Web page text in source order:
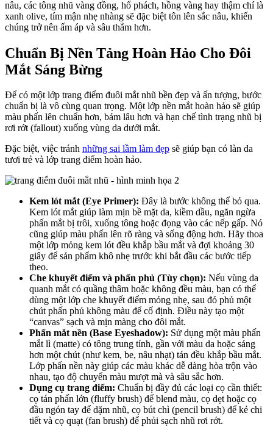
nâu, các tông nhũ vàng đồng, hổ phách, hồng vàng hay thậm chí là
xanh olive, tím mận nhẹ nhàng sẽ đặc biệt tôn lên sắc nâu, khiến
chúng trở nên ấm áp và sâu thẳm hơn.
Chuẩn Bị Nền Tảng Hoàn Hảo Cho Đôi
Mắt Sáng Bừng
Để có một lớp trang điểm đuôi mắt nhũ bền đẹp và ấn tượng, bước
chuẩn bị là vô cùng quan trọng. Một lớp nền mắt hoàn hảo sẽ giúp
màu phấn lên chuẩn hơn, bám lâu hơn và hạn chế tình trạng nhũ bị
rơi rớt (fallout) xuống vùng da dưới mắt.
Đặc biệt, việc tránh những sai lầm làm đẹp sẽ giúp bạn có làn da
tươi trẻ và lớp trang điểm hoàn hảo.
Kem lót mắt (Eye Primer): Đây là bước không thể bỏ qua.
Kem lót mắt giúp làm mịn bề mặt da, kiềm dầu, ngăn ngừa
phấn mắt bị trôi, xuống tông hoặc đọng vào các nếp gấp. Nó
cũng giúp màu phấn lên rõ ràng và sống động hơn. Hãy thoa
một lớp mỏng kem lót đều khắp bầu mắt và đợi khoảng 30
giây để sản phẩm khô nhẹ trước khi bắt đầu các bước tiếp
theo.
Che khuyết điểm và phấn phủ (Tùy chọn): Nếu vùng da
quanh mắt có quầng thâm hoặc không đều màu, bạn có thể
dùng một lớp che khuyết điểm mỏng nhẹ, sau đó phủ một
chút phấn phủ không màu để cố định. Điều này tạo một
“canvas” sạch và mịn màng cho đôi mắt.
Phấn mắt nền (Base Eyeshadow): Sử dụng một màu phấn
mắt lì (matte) có tông trung tính, gần với màu da hoặc sáng
hơn một chút (như kem, be, nâu nhạt) tán đều khắp bầu mắt.
Lớp phấn nền này giúp các màu khác dễ dàng hòa trộn vào
nhau, tạo độ chuyển màu mượt mà và sâu sắc hơn.
Dụng cụ trang điểm: Chuẩn bị đầy đủ các loại cọ cần thiết:
cọ tán phấn lớn (fluffy brush) để blend màu, cọ dẹt hoặc cọ
đầu ngón tay để dặm nhũ, cọ bút chì (pencil brush) để kẻ chi
tiết và cọ quạt (fan brush) để phủi sạch nhũ rơi rớt.